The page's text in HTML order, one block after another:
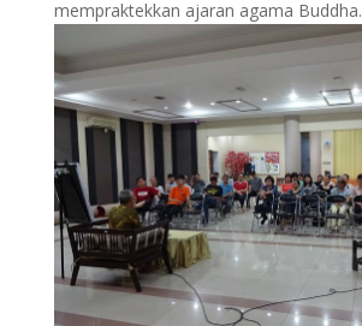
mempraktekkan ajaran agama Buddha.